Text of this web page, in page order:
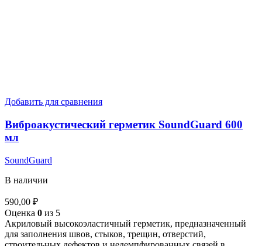
Добавить для сравнения
Виброакустический герметик SoundGuard 600
мл
SoundGuard
В наличии
590,00 ₽
Оценка 0 из 5
Акриловый высокоэластичный герметик, предназначенный
для заполнения швов, стыков, трещин, отверстий,